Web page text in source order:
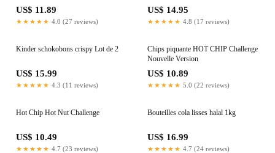
US$ 11.89
★★★★★ 4.0 (27 reviews)
US$ 14.95
★★★★★ 4.8 (17 reviews)
Kinder schokobons crispy Lot de 2
US$ 15.99
★★★★★ 4.3 (11 reviews)
Chips piquante HOT CHIP Challenge
Nouvelle Version
US$ 10.89
★★★★★ 5.0 (22 reviews)
Hot Chip Hot Nut Challenge
US$ 10.49
★★★★★ 4.7 (23 reviews)
Bouteilles cola lisses halal 1kg
US$ 16.99
★★★★★ 4.7 (24 reviews)